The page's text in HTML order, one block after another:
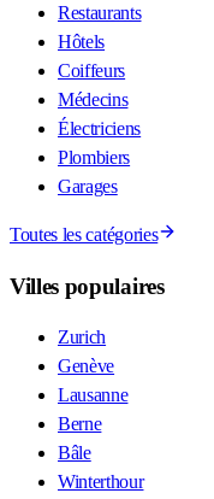
Restaurants
Hôtels
Coiffeurs
Médecins
Électriciens
Plombiers
Garages
Toutes les catégories
Villes populaires
Zurich
Genève
Lausanne
Berne
Bâle
Winterthour